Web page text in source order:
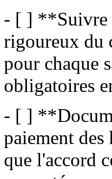
- [ ] **Suivre
rigoureux du
pour chaque
obligatoires
- [ ]
paiement des
que l'accord